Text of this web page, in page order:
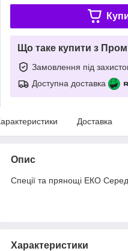
Що таке купити з
Замовлення під
Доступна доставка
Доставка
Опис
Спеції та прянощі ЕКО
Характеристики